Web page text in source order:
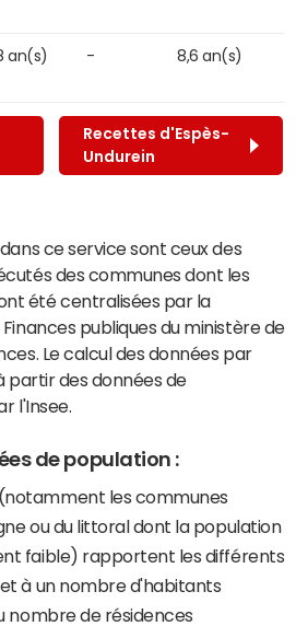
an(s) - 8,6 an(s)
Recettes d'Espès-
Undurein
ce service sont ceux des
des communes dont les
été centralisées par la
publiques du ministère de
Le calcul des données par
partir des données de
l'Insee.
de population :
les communes
ou du littoral dont la population
faible) rapportent les différents
à un nombre d'habitants
nombre de résidences